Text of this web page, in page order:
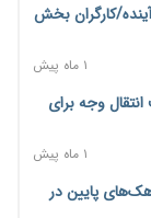
تکمیلی
۱ روز پیش
با هدف
۱ روز پیش
افت ۲۵ درصدی تیراژ ایران‌خودرو،
کارگران بخش
۱ ماه پیش
انتقال وجه برای
۱ ماه پیش
دهک‌های پایین در